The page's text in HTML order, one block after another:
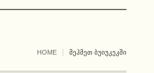
HOME ᲛᲔᲰᲛᲔᲗ ᲑᲣᲘᲣᲙᲔᲙᲨᲘ